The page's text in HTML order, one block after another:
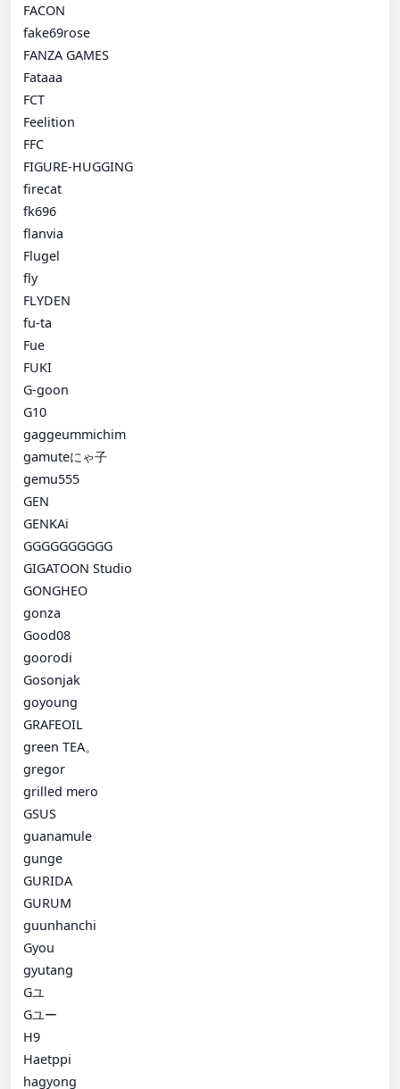
FACON
fake69rose
FANZA GAMES
Fataaa
FCT
Feelition
FFC
FIGURE-HUGGING
firecat
fk696
flanvia
Flugel
fly
FLYDEN
fu-ta
Fue
FUKI
G-goon
G10
gaggeummichim
gamuteにゃ子
gemu555
GEN
GENKAi
GGGGGGGGGG
GIGATOON Studio
GONGHEO
gonza
Good08
goorodi
Gosonjak
goyoung
GRAFEOIL
green TEA。
gregor
grilled mero
GSUS
guanamule
gunge
GURIDA
GURUM
guunhanchi
Gyou
gyutang
Gユ
Gユー
H9
Haetppi
hagyong